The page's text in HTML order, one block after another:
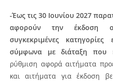
-Έως τις 30 Ιουνίου 2027
αφορούν την έκδοση
συγκεκριμένες κατηγορίες
σύμφωνα με διάταξη που
ρύθμιση αφορά αιτήματα
και αιτήματα για έκδοση